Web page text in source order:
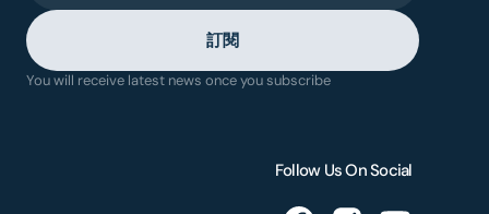
訂閱
You will receive latest news once you subscribe
Follow Us On Social